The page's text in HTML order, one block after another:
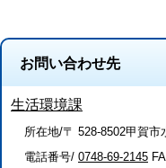
お問い合わせ先
生活環境課
所在地/〒 528-8502甲賀市
電話番号/ 0748-69-2145